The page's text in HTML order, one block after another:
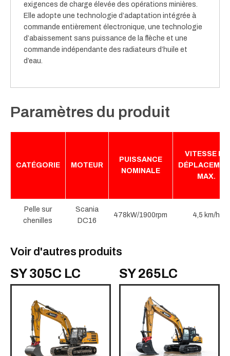
exigences de charge élevée des opérations minières.
Elle adopte une technologie d’adaptation intégrée à
commande entièrement électronique, une technologie
d’abaissement sans puissance de la flèche et une
commande indépendante des radiateurs d’huile et
d’eau.
Paramètres du produit
CATÉGORIE MOTEUR
PUISSANCE
NOMINALE
VITESSE DE
MAX.
Pelle sur
chenilles
Scania
DC16
478kW/1900rpm 4,5 km/h
Voir d'autres produits
SY 305C LC SY 265LC